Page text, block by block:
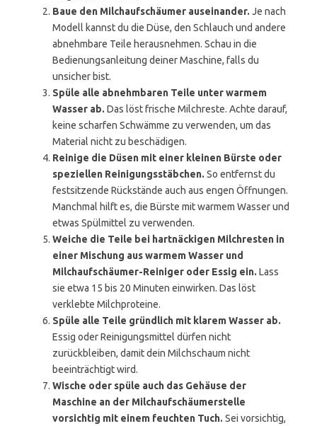
Baue den Milchaufschäumer auseinander. Je nach
Modell kannst du die Düse, den Schlauch und andere
abnehmbare Teile herausnehmen. Schau in die
Bedienungsanleitung deiner Maschine, falls du
unsicher bist.
Spüle alle abnehmbaren Teile unter warmem
Wasser ab. Das löst frische Milchreste. Achte darauf,
keine scharfen Schwämme zu verwenden, um das
Material nicht zu beschädigen.
Reinige die Düsen mit einer kleinen Bürste oder
speziellen Reinigungsstäbchen. So entfernst du
festsitzende Rückstände auch aus engen Öffnungen.
Manchmal hilft es, die Bürste mit warmem Wasser und
etwas Spülmittel zu verwenden.
Weiche die Teile bei hartnäckigen Milchresten in
einer Mischung aus warmem Wasser und
Milchaufschäumer-Reiniger oder Essig ein. Lass
sie etwa 15 bis 20 Minuten einwirken. Das löst
verklebte Milchproteine.
Spüle alle Teile gründlich mit klarem Wasser ab.
Essig oder Reinigungsmittel dürfen nicht
zurückbleiben, damit dein Milchschaum nicht
beeinträchtigt wird.
Wische oder spüle auch das Gehäuse der
Maschine an der Milchaufschäumerstelle
vorsichtig mit einem feuchten Tuch. Sei vorsichtig,